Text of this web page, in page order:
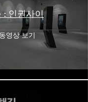
: 인권사이
동영상 보기